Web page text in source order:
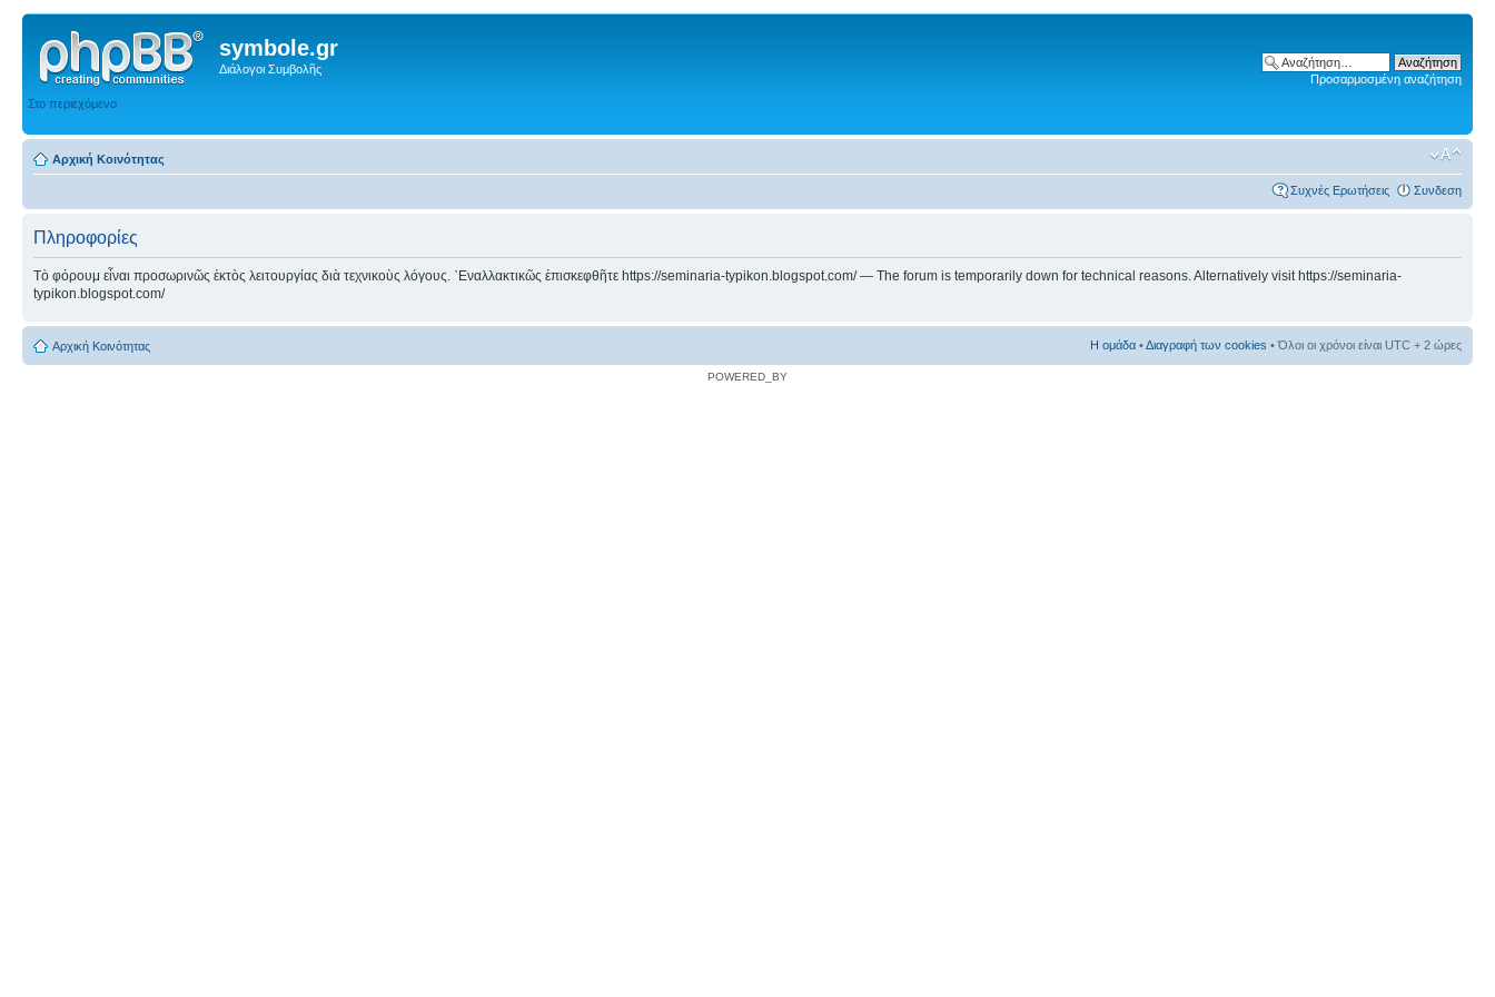
symbole.gr
Διάλογοι Συμβολῆς
Στο περιεχόμενο
Προσαρμοσμένη αναζήτηση
Αρχική Κοινότητας
Συχνές Ερωτήσεις Συνδεση
Πληροφορίες
Τὸ φόρουμ εἶναι προσωρινῶς ἐκτὸς λειτουργίας διὰ τεχνικοὺς λόγους. ᾿Εναλλακτικῶς ἐπισκεφθῆτε https://seminaria-typikon.blogspot.com/ — The forum is temporarily down for technical reasons. Alternatively visit https://seminaria-
typikon.blogspot.com/
Αρχική Κοινότητας Η ομάδα •Διαγραφή των cookies • Όλοι οι χρόνοι είναι UTC + 2 ώρες
POWERED_BY